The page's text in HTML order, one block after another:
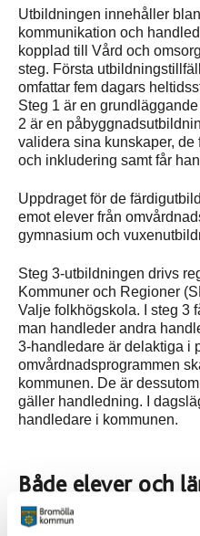
Utbildningen innehåller
kommunikation och
kopplad till Vård och
steg. Första
omfattar fem dagars
Steg 1 är en
2 är en
validera sina kunskaper,
och inkludering samt får
Uppdraget för de
emot elever från
gymnasium och
Steg 3-utbildningen drivs
Kommuner och Regioner
Valje folkhögskola. I steg 3
man handleder andra
3-handledare är delaktiga i
omvårdnadsprogrammen
kommunen. De är
gäller handledning. I
handledare i kommunen.
Både elever och
Josefine Nilsson är en av
utbildningen. Josefine